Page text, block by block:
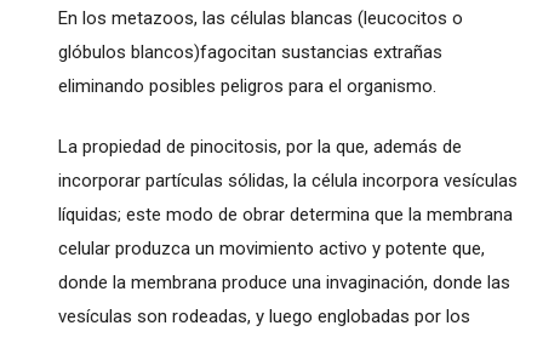
En los metazoos, las células blancas (leucocitos o
glóbulos blancos)fagocitan sustancias extrañas
eliminando posibles peligros para el organismo.
La propiedad de pinocitosis, por la que, además de
incorporar partículas sólidas, la célula incorpora vesículas
líquidas; este modo de obrar determina que la membrana
celular produzca un movimiento activo y potente que,
donde la membrana produce una invaginación, donde las
vesículas son rodeadas, y luego englobadas por los